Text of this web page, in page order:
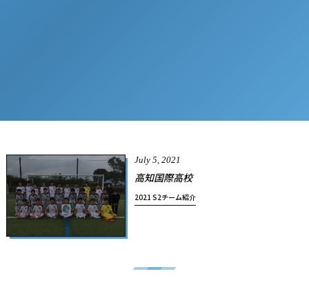
July 5,2021
高知国際高校
2021 S2チーム紹介